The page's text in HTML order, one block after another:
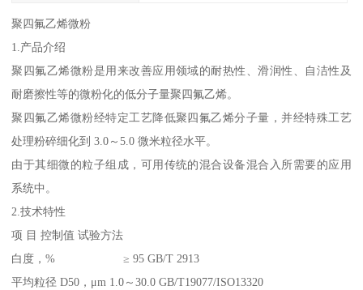
聚四氟乙烯微粉
1.产品介绍
聚四氟乙烯微粉是用来改善应用领域的耐热性、滑润性、自洁性及
耐磨擦性等的微粉化的低分子量聚四氟乙烯。
聚四氟乙烯微粉经特定工艺降低聚四氟乙烯分子量，并经特殊工艺
处理粉碎细化到 3.0～5.0 微米粒径水平。
由于其细微的粒子组成，可用传统的混合设备混合入所需要的应用
系统中。
2.技术特性
项 目 控制值 试验方法
白度，% ≥ 95 GB/T 2913
平均粒径 D50，μm 1.0～30.0 GB/T19077/ISO13320